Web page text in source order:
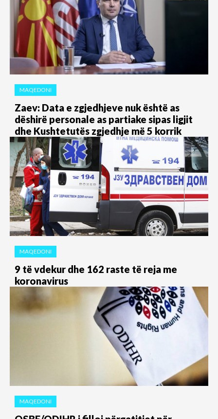
MAQEDONI
Zaev: Data e zgjedhjeve nuk është as
dëshirë personale as partiake sipas ligjit
dhe Kushtetutës zgjedhje më 5 korrik
MAQEDONI
9 të vdekur dhe 162 raste të reja me
koronavirus
MAQEDONI